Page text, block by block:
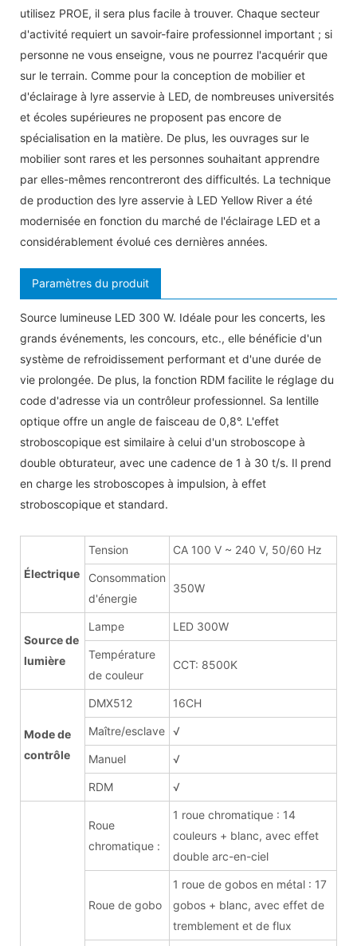
utilisez PROE, il sera plus facile à trouver. Chaque secteur
d'activité requiert un savoir-faire professionnel important ; si
personne ne vous enseigne, vous ne pourrez l'acquérir que
sur le terrain. Comme pour la conception de mobilier et
d'éclairage à lyre asservie à LED, de nombreuses universités
et écoles supérieures ne proposent pas encore de
spécialisation en la matière. De plus, les ouvrages sur le
mobilier sont rares et les personnes souhaitant apprendre
par elles-mêmes rencontreront des difficultés. La technique
de production des lyre asservie à LED Yellow River a été
modernisée en fonction du marché de l'éclairage LED et a
considérablement évolué ces dernières années.
Paramètres du produit
Source lumineuse LED 300 W. Idéale pour les concerts, les
grands événements, les concours, etc., elle bénéficie d'un
système de refroidissement performant et d'une durée de
vie prolongée. De plus, la fonction RDM facilite le réglage du
code d'adresse via un contrôleur professionnel. Sa lentille
optique offre un angle de faisceau de 0,8°. L'effet
stroboscopique est similaire à celui d'un stroboscope à
double obturateur, avec une cadence de 1 à 30 t/s. Il prend
en charge les stroboscopes à impulsion, à effet
stroboscopique et standard.
Électrique
Tension CA 100 V ~ 240 V, 50/60 Hz
Consommation
d'énergie
350W
Source de
lumière
Lampe LED 300W
Température
de couleur
CCT: 8500K
Mode de
contrôle
DMX512 16CH
Maître/esclave √
Manuel √
RDM √
Roue
chromatique :
1 roue chromatique : 14
couleurs + blanc, avec effet
double arc-en-ciel
Roue de gobo
1 roue de gobos en métal : 17
gobos + blanc, avec effet de
tremblement et de flux